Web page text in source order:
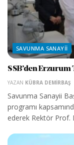
SAVUNMA SANAYII
SSB’den
YAZAN KÜBRA DEMIRBAŞ
Savunma Sanayii
programı
ederek Rektör Prof.